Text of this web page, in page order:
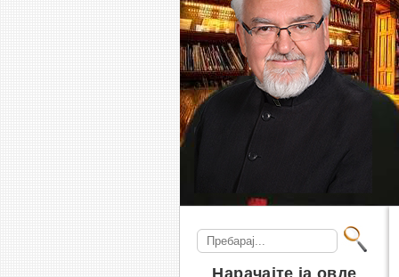
Search
for:
Нарачајте ја овде